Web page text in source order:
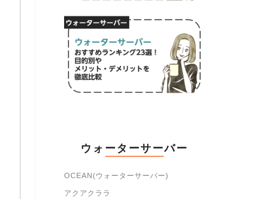
ウォーターサーバー
OCEAN(ウォーターサーバー)
アクアクララ